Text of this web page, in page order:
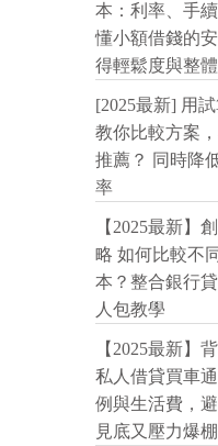
本：利率、手
懂小額借錢的
得輕鬆度與整
[2025最新] 用
教你比較方案
推薦？ 同時降
率
【2025最新】
略 如何比較不
本？整合銀行
人包教學
【2025最新】
私人借貸買車
例與生活費，
見底又壓力爆棚